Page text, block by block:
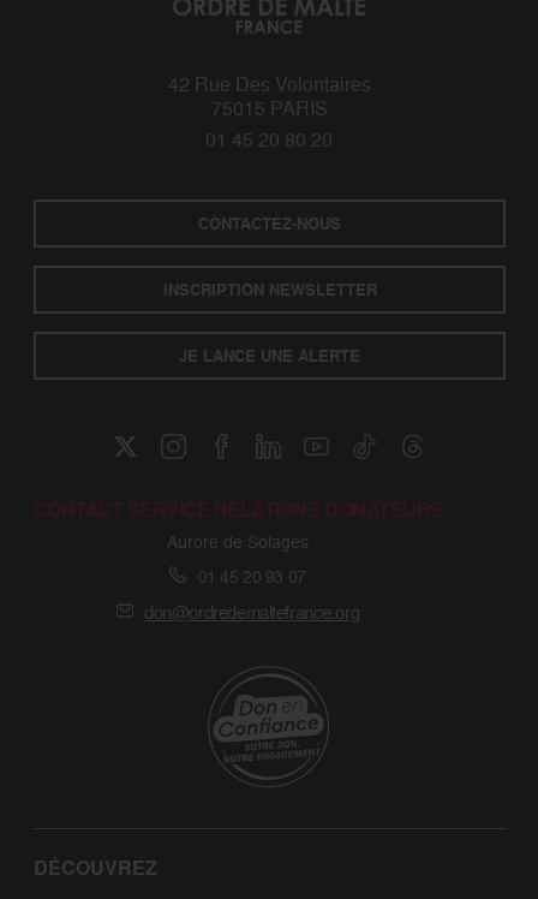
42 Rue Des Volontaires
75015 PARIS
01 45 20 80 20
CONTACTEZ-NOUS
INSCRIPTION NEWSLETTER
JE LANCE UNE ALERTE
CONTACT SERVICE RELATIONS DONATEURS
Aurore de Solages
01 45 20 93 07
don@ordredemaltefrance.org
DÉCOUVREZ